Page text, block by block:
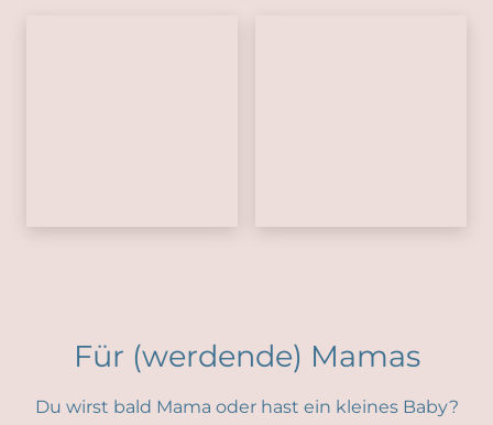
Für (werdende) Mamas
Du wirst bald Mama oder hast ein kleines Baby?